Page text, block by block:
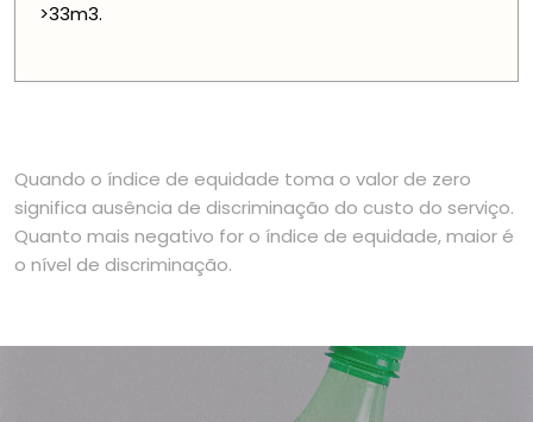
>33m3.
Quando o índice de equidade toma o valor de zero
significa ausência de discriminação do custo do serviço.
Quanto mais negativo for o índice de equidade, maior é
o nível de discriminação.